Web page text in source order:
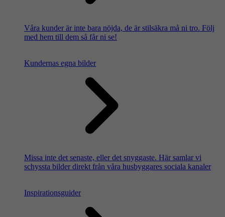
Våra kunder är inte bara nöjda, de är stilsäkra må ni tro. Följ
med hem till dem så får ni se!
Kundernas egna bilder
Missa inte det senaste, eller det snyggaste. Här samlar vi
schyssta bilder direkt från våra husbyggares sociala kanaler
Inspirationsguider